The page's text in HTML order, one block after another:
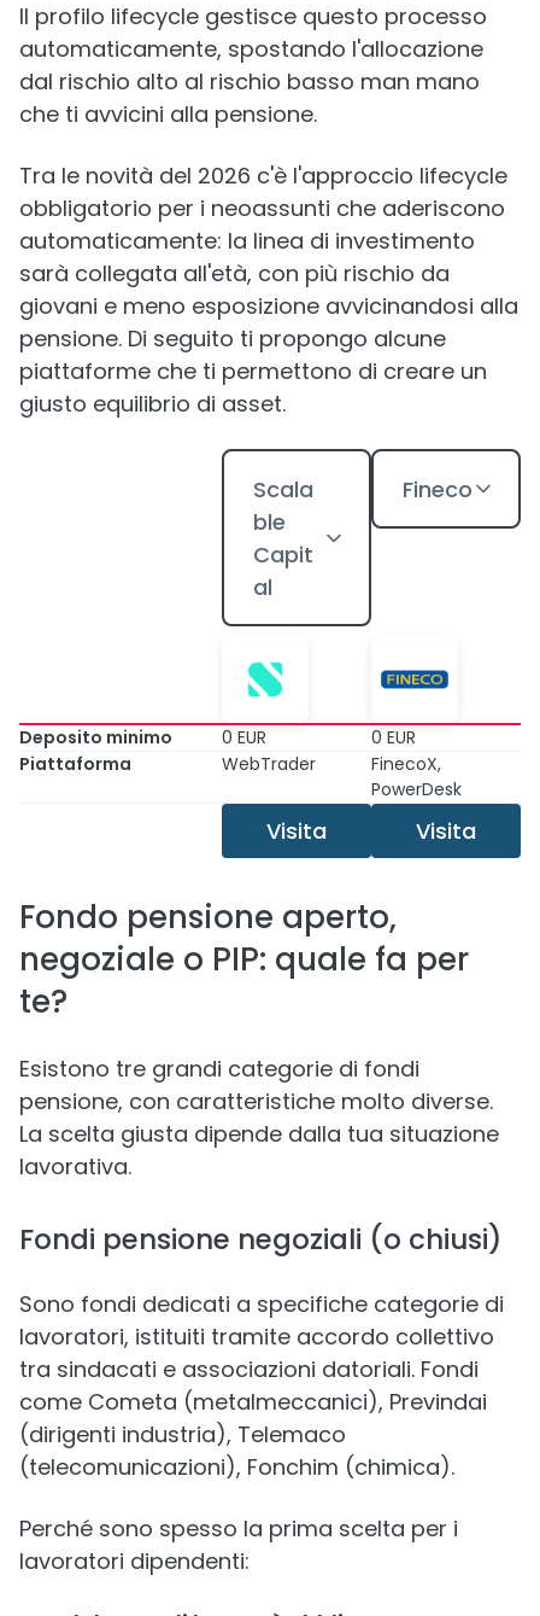
Il profilo lifecycle gestisce questo processo
automaticamente, spostando l'allocazione
dal rischio alto al rischio basso man mano
che ti avvicini alla pensione.
Tra le novità del 2026 c'è l'approccio lifecycle
obbligatorio per i neoassunti che aderiscono
automaticamente: la linea di investimento
sarà collegata all'età, con più rischio da
giovani e meno esposizione avvicinandosi alla
pensione. Di seguito ti propongo alcune
piattaforme che ti permettono di creare un
giusto equilibrio di asset.
Scala
ble
Capit
al
Fineco
Deposito minimo 0 EUR
0 EUR
Piattaforma
WebTrader
FinecoX,
PowerDesk
Visita Visita
Fondo pensione aperto,
negoziale o PIP: quale fa per
te?
Esistono tre grandi categorie di fondi
pensione, con caratteristiche molto diverse.
La scelta giusta dipende dalla tua situazione
lavorativa.
Fondi pensione negoziali (o chiusi)
Sono fondi dedicati a specifiche categorie di
lavoratori, istituiti tramite accordo collettivo
tra sindacati e associazioni datoriali. Fondi
come Cometa (metalmeccanici), Previndai
(dirigenti industria), Telemaco
(telecomunicazioni), Fonchim (chimica).
Perché sono spesso la prima scelta per i
lavoratori dipendenti: